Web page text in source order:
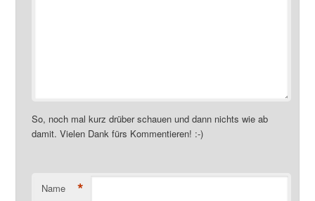
So, noch mal kurz drüber schauen und dann nichts wie ab
damit. Vielen Dank fürs Kommentieren! :-)
Name *